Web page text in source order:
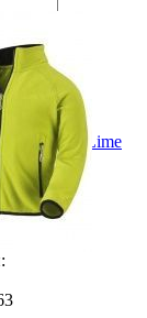
Tief Lime